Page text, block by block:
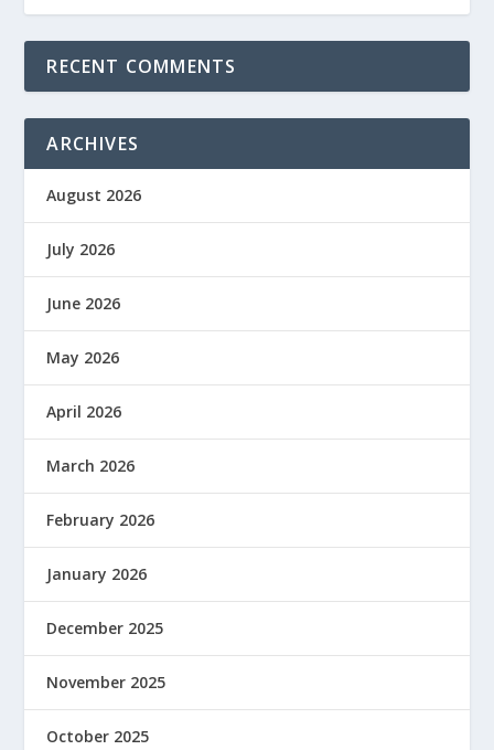
RECENT COMMENTS
ARCHIVES
August 2026
July 2026
June 2026
May 2026
April 2026
March 2026
February 2026
January 2026
December 2025
November 2025
October 2025